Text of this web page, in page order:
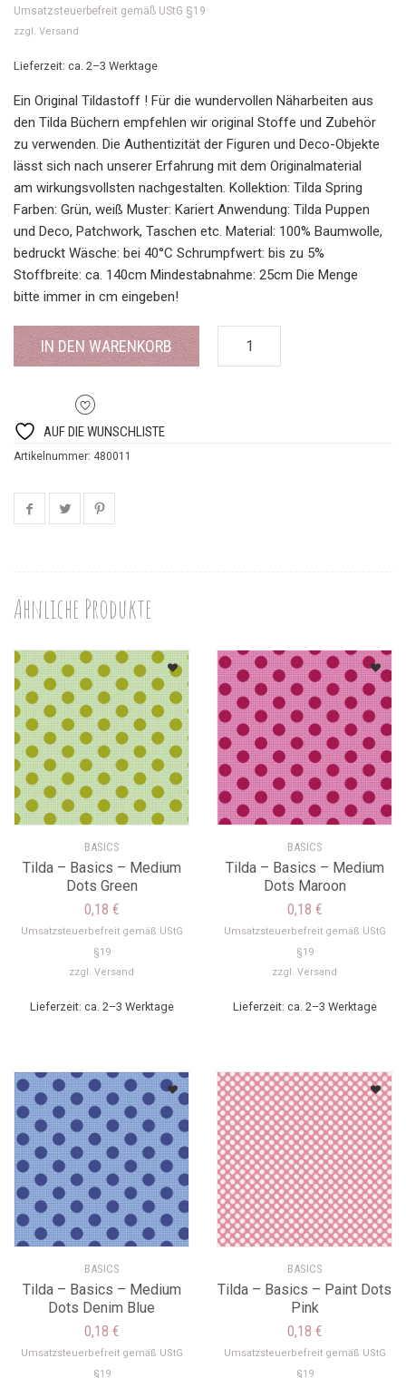
Umsatzsteuerbefreit gemäß UStG §19
zzgl. Versand
Lieferzeit: ca. 2–3 Werktage
Ein Original Tildastoff ! Für die wundervollen Näharbeiten aus
den Tilda Büchern empfehlen wir original Stoffe und Zubehör
zu verwenden. Die Authentizität der Figuren und Deco-Objekte
lässt sich nach unserer Erfahrung mit dem Originalmaterial
am wirkungsvollsten nachgestalten. Kollektion: Tilda Spring
Farben: Grün, weiß Muster: Kariert Anwendung: Tilda Puppen
und Deco, Patchwork, Taschen etc. Material: 100% Baumwolle,
bedruckt Wäsche: bei 40°C Schrumpfwert: bis zu 5%
Stoffbreite: ca. 140cm Mindestabnahme: 25cm Die Menge
bitte immer in cm eingeben!
IN DEN WARENKORB
AUF DIE WUNSCHLISTE
Artikelnummer: 480011
Ähnliche Produkte
BASICS
Tilda – Basics – Medium
Dots Green
0,18 €
Umsatzsteuerbefreit gemäß UStG
§19
zzgl. Versand
Lieferzeit: ca. 2–3 Werktage
BASICS
Tilda – Basics – Medium
Dots Maroon
0,18 €
Umsatzsteuerbefreit gemäß UStG
§19
zzgl. Versand
Lieferzeit: ca. 2–3 Werktage
BASICS
Tilda – Basics – Medium
Dots Denim Blue
0,18 €
Umsatzsteuerbefreit gemäß UStG
§19
BASICS
Tilda – Basics – Paint Dots
Pink
0,18 €
Umsatzsteuerbefreit gemäß UStG
§19